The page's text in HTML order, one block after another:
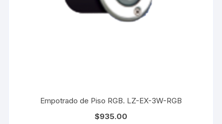
Empotrado de Piso RGB. LZ-EX-3W-RGB
$935.00